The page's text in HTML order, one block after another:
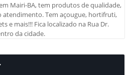
Mairi-BA, tem produtos de qualidade,
atendimento. Tem açougue, hortifruti,
e mais!!! Fica localizado na Rua Dr.
da cidade.